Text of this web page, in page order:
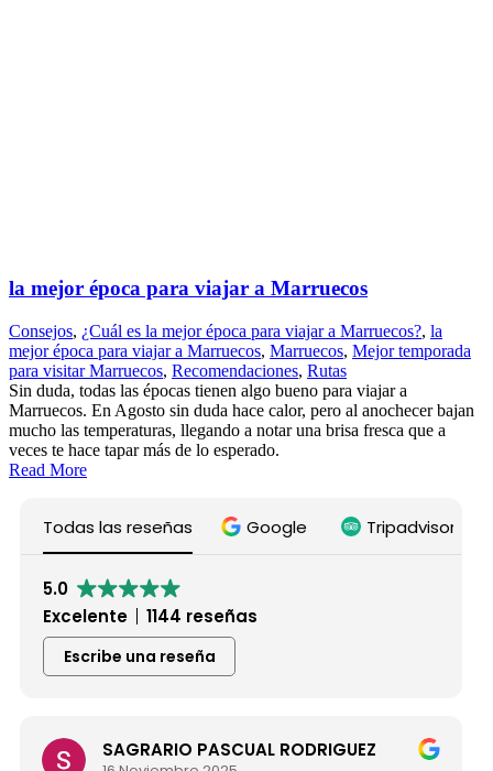
la mejor época para viajar a Marruecos
Consejos, ¿Cuál es la mejor época para viajar a Marruecos?, la
mejor época para viajar a Marruecos, Marruecos, Mejor temporada
para visitar Marruecos, Recomendaciones, Rutas
Sin duda, todas las épocas tienen algo bueno para viajar a
Marruecos. En Agosto sin duda hace calor, pero al anochecer bajan
mucho las temperaturas, llegando a notar una brisa fresca que a
veces te hace tapar más de lo esperado.
Read More
Todas las reseñas Google Tripadvisor
5.0
Excelente
1144 reseñas
Escribe una reseña
SAGRARIO PASCUAL RODRIGUEZ